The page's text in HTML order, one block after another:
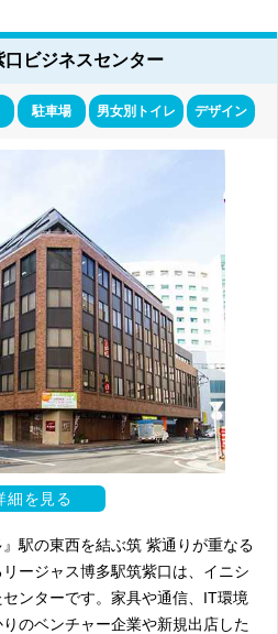
口ビジネスセンター
駐車場 男女別トイレ デザイン
細を見る
駅の東西を結ぶ筑 紫通りが重なる
ージャス博多駅筑紫口は、イニシ
ンターです。家具や通信、IT環境
のベンチャー企業や新規出店した